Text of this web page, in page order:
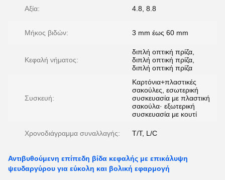
Αξία: 4.8, 8.8
Μήκος βιδών: 3 mm έως 60 mm
Κεφαλή νήματος:
διπλή οπτική πρίζα,
διπλή οπτική πρίζα,
διπλή οπτική πρίζα
Συσκευή:
Καρτόνια+πλαστικές
σακούλες, εσωτερική
συσκευασία με πλαστική
σακούλα· εξωτερική
συσκευασία με κουτί
Χρονοδιάγραμμα συναλλαγής: T/T, L/C
Αντιβυθούμενη επίπεδη βίδα κεφαλής με επικάλυψη
ψευδαργύρου για εύκολη και βολική εφαρμογή